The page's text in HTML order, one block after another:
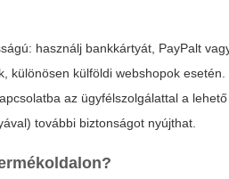
használj bankkártyát, PayPalt
különösen külföldi webshopok
az ügyfélszolgálattal a
további biztonságot nyújthat.